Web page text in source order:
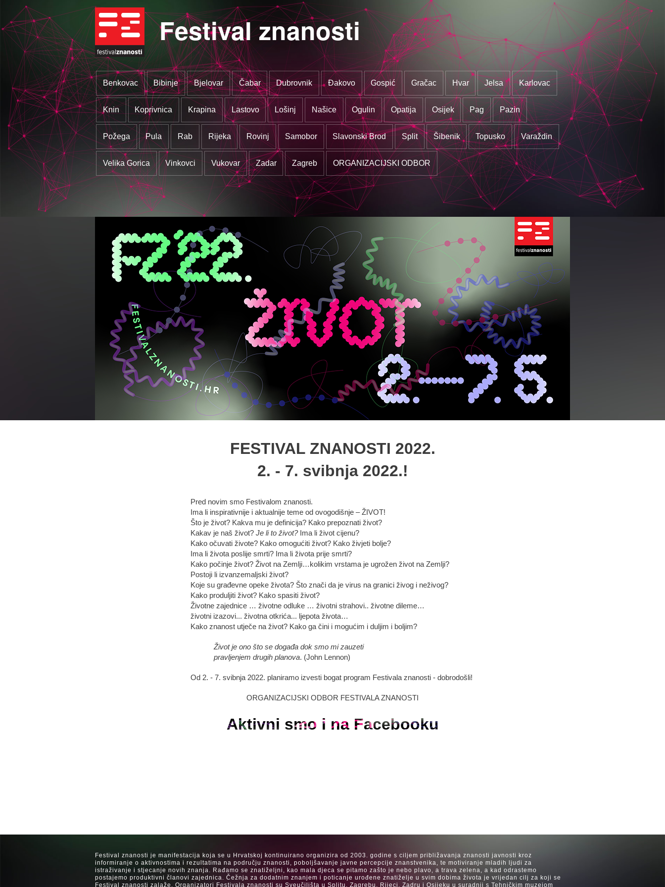
Festival znanosti
Benkovac Bibinje Bjelovar Čabar Dubrovnik Đakovo Gospić Gračac Hvar Jelsa Karlovac
Knin Koprivnica Krapina Lastovo Lošinj Našice Ogulin Opatija Osijek Pag Pazin
Požega Pula Rab Rijeka Rovinj Samobor Slavonski Brod Split Šibenik Topusko Varaždin
Velika Gorica Vinkovci Vukovar Zadar Zagreb ORGANIZACIJSKI ODBOR
FESTIVAL ZNANOSTI 2022.
2. - 7. svibnja 2022.!
Pred novim smo Festivalom znanosti.
Ima li inspirativnije i aktualnije teme od ovogodišnje – ŽIVOT!
Što je život? Kakva mu je definicija? Kako prepoznati život?
Kakav je naš život? Je li to život?Ima li život cijenu?
Kako očuvati živote? Kako omogućiti život? Kako živjeti bolje?
Ima li života poslije smrti? Ima li života prije smrti?
Kako počinje život? Život na Zemlji…kolikim vrstama je ugrožen život na Zemlji?
Postoji li izvanzemaljski život?
Koje su građevne opeke života? Što znači da je virus na granici živog i neživog?
Kako produljiti život? Kako spasiti život?
Životne zajednice … životne odluke … životni strahovi.. životne dileme…
životni izazovi... životna otkrića... ljepota života…
Kako znanost utječe na život? Kako ga čini i mogućim i duljim i boljim?
Život je ono što se događa dok smo mi zauzeti
pravljenjem drugih planova. (John Lennon)
Od 2. - 7. svibnja 2022. planiramo izvesti bogat program Festivala znanosti - dobrodošli!
ORGANIZACIJSKI ODBOR FESTIVALA ZNANOSTI
Aktivni smo i na Facebooku
Festival znanosti je manifestacija koja se u Hrvatskoj kontinuirano organizira od 2003. godine s ciljem približavanja znanosti javnosti kroz
informiranje o aktivnostima i rezultatima na području znanosti, poboljšavanje javne percepcije znanstvenika, te motiviranje mladih ljudi za
istraživanje i stjecanje novih znanja. Rađamo se znatiželjni, kao mala djeca se pitamo zašto je nebo plavo, a trava zelena, a kad odrastemo
postajemo produktivni članovi zajednica. Čežnja za dodatnim znanjem i poticanje urođene znatiželje u svim dobima života je vrijedan cilj za koji se
Festival znanosti zalaže. Organizatori Festivala znanosti su Sveučilišta u Splitu, Zagrebu, Rijeci, Zadru i Osijeku u suradnji s Tehničkim muzejom